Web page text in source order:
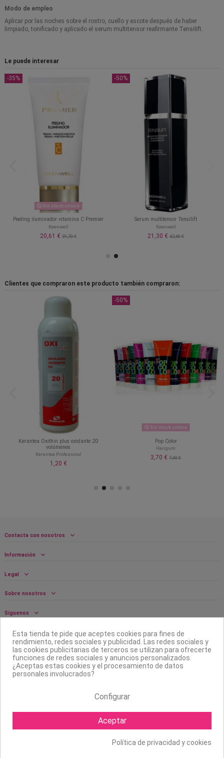
Modo de empleo
Aplicar por las noches sobre el rostro, cuello y escote después de haber
limpiado, tonificado y aplicado el serum multitensor reafirmante Tensilift.
Le puede interesar
-35%
Sin stock online
Peeling iluminador vitamina C Premier
Keenwell
20,61 € 31,70 €
-50%
Serum multitensor Tensilift
Keenwell
21,30 € 42,60 €
Clientes que compraron este producto también compraron:
Kerantea Oxithin plus oxidante 20
volúmenes
Kerantea Profesional
1,20 €
-50%
Sin stock online
Pop Color
Hairgum
3,70 € 7,40 €
Contacta con nosotros
Información
Legal
Sobre nosotros
Síguenos
Boletín
Esta tienda te pide que aceptes cookies para fines de
rendimiento, redes sociales y publicidad. Las redes sociales y
las cookies publicitarias de terceros se utilizan para ofrecerte
funciones de redes sociales y anuncios personalizados.
¿Aceptas estas cookies y el procesamiento de datos
personales involucrados?
Configurar
Aceptar
Política de privacidad y cookies